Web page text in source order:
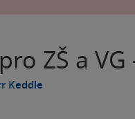
ZŠ a
Keddle